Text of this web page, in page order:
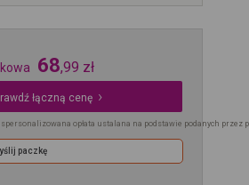
68,99 zł
łączną cenę
spersonalizowana opłata ustalana na podstawie podanych przez
paczkę